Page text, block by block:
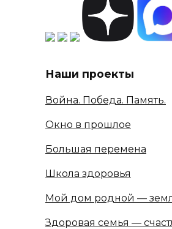
Наши проекты
Война. Победа. Память.
Окно в прошлое
Большая перемена
Школа здоровья
Мой дом родной —
Здоровая семья —